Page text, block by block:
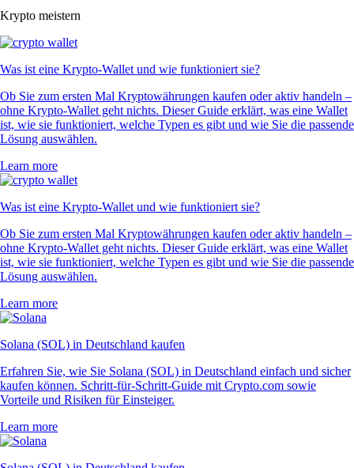
Krypto meistern
Was ist eine Krypto-Wallet und wie funktioniert sie?
Ob Sie zum ersten Mal Kryptowährungen kaufen oder aktiv handeln –
ohne Krypto-Wallet geht nichts. Dieser Guide erklärt, was eine Wallet
ist, wie sie funktioniert, welche Typen es gibt und wie Sie die passende
Lösung auswählen.
Learn more
Was ist eine Krypto-Wallet und wie funktioniert sie?
Ob Sie zum ersten Mal Kryptowährungen kaufen oder aktiv handeln –
ohne Krypto-Wallet geht nichts. Dieser Guide erklärt, was eine Wallet
ist, wie sie funktioniert, welche Typen es gibt und wie Sie die passende
Lösung auswählen.
Learn more
Solana (SOL) in Deutschland kaufen
Erfahren Sie, wie Sie Solana (SOL) in Deutschland einfach und sicher
kaufen können. Schritt-für-Schritt-Guide mit Crypto.com sowie
Vorteile und Risiken für Einsteiger.
Learn more